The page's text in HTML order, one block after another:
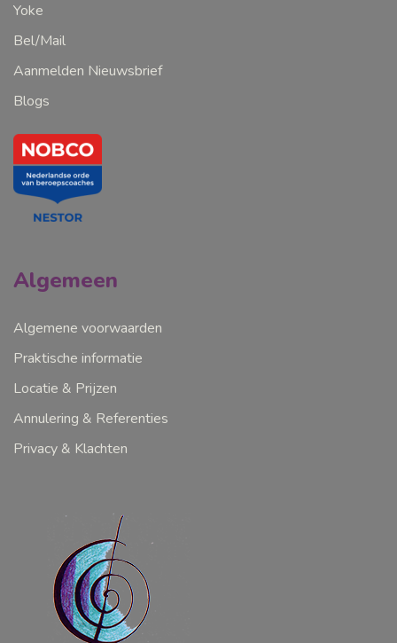
Yoke
Bel/Mail
Aanmelden Nieuwsbrief
Blogs
Algemeen
Algemene voorwaarden
Praktische informatie
Locatie & Prijzen
Annulering & Referenties
Privacy & Klachten